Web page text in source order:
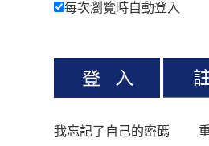
每次瀏覽時自動登入
我忘記了自己的密碼